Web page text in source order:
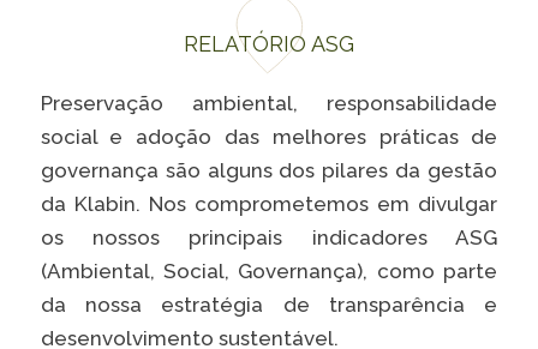
Klabin
VER A LISTA COMPLETA
RELATÓRIO ASG
Preservação ambiental, responsabilidade
social e adoção das melhores práticas de
governança são alguns dos pilares da gestão
da Klabin. Nos comprometemos em divulgar
os nossos principais indicadores ASG
(Ambiental, Social, Governança), como parte
da nossa estratégia de transparência e
desenvolvimento sustentável.